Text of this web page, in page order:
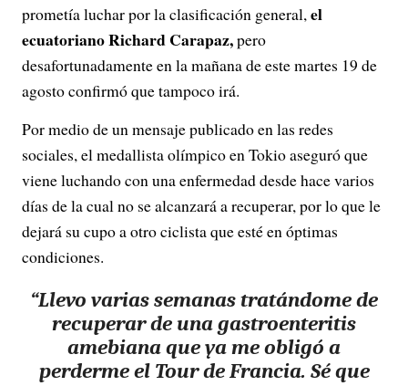
prometía luchar por la clasificación general,el
ecuatoriano Richard Carapaz,pero
desafortunadamente en la mañana de este martes 19 de
agosto confirmó que tampoco irá.
Por medio de un mensaje publicado en las redes
sociales, el medallista olímpico en Tokio aseguró que
viene luchando con una enfermedad desde hace varios
días de la cual no se alcanzará a recuperar, por lo que le
dejará su cupo a otro ciclista que esté en óptimas
condiciones.
“Llevo varias semanas tratándome de
recuperar de una gastroenteritis
amebiana que ya me obligó a
perderme el Tour de Francia. Sé que